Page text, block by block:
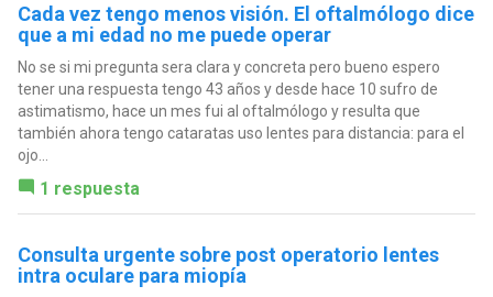
Cada vez tengo menos visión. El oftalmólogo dice
que a mi edad no me puede operar
No se si mi pregunta sera clara y concreta pero bueno espero
tener una respuesta tengo 43 años y desde hace 10 sufro de
astimatismo, hace un mes fui al oftalmólogo y resulta que
también ahora tengo cataratas uso lentes para distancia: para el
ojo...
1 respuesta
Consulta urgente sobre post operatorio lentes
intra oculare para miopía